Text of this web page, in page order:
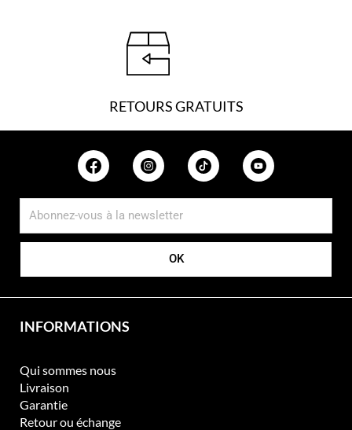
RETOURS GRATUITS
OK
INFORMATIONS
Qui sommes nous
Livraison
Garantie
Retour ou échange